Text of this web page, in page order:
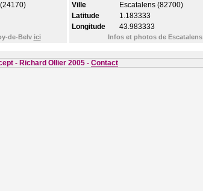
de-Belv ici
Ville
Escatalens (82700)
Latitude
1.183333
Longitude
43.983333
Infos et photos de Escatalens
- Richard Ollier 2005 - Contact